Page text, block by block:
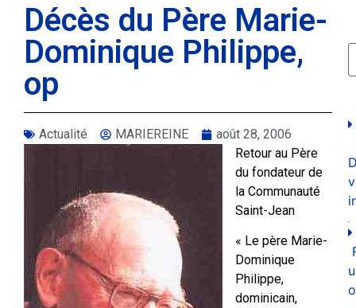
Décès du Père Marie-
Dominique Philippe,
op
Actualité MARIEREINE
août 28, 2006
Retour au Père
du fondateur de
la Communauté
Saint-Jean
« Le père Marie-
Dominique
Philippe,
dominicain,